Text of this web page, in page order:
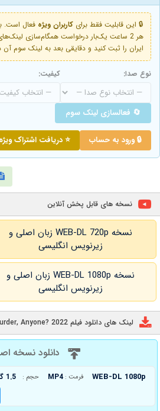
🔒 این قابلیت فقط برای کاربران ویژه فعال است.
ایران را ثبت کنید و دقایقی بعد به لینک سوم
نوع صدا: کیفیت:
🔄 فعالسازی لینک سوم
🔒 ورود به حساب ⭐ دریافت اشتراک ویژه
نسخه های قابل پخش آنلاین
نسخه WEB-DL 720p زبان اصلی و
زیرنویس انگلیسی
نسخه WEB-DL 1080p زبان اصلی و
زیرنویس انگلیسی
لینک های دانلود فیلم Murder, Anyone? 2022
دانلود نسخه
WEB-DL 1080p فرمت : MP4 حجم : 1.5 گیگابایت